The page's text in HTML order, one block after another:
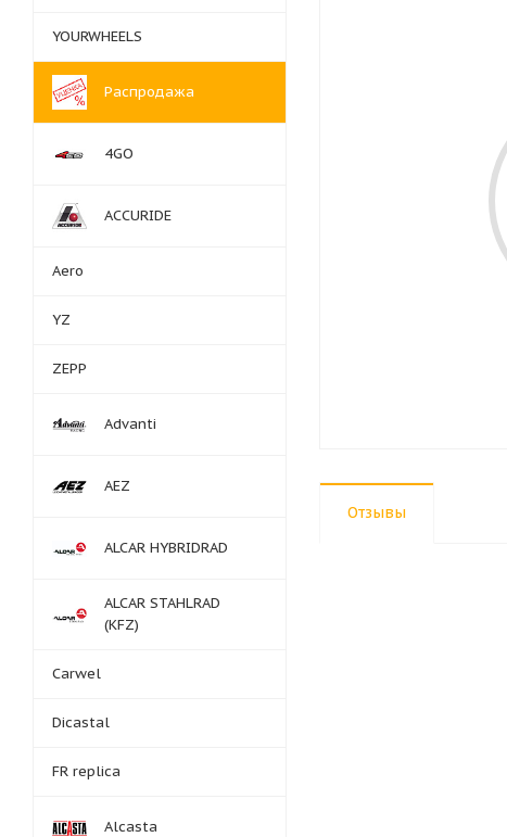
Отзывы
YOURWHEELS
Распродажа
4GO
ACCURIDE
Aero
YZ
ZEPP
Advanti
AEZ
ALCAR HYBRIDRAD
ALCAR STAHLRAD
(KFZ)
Carwel
Dicastal
FR replica
Alcasta